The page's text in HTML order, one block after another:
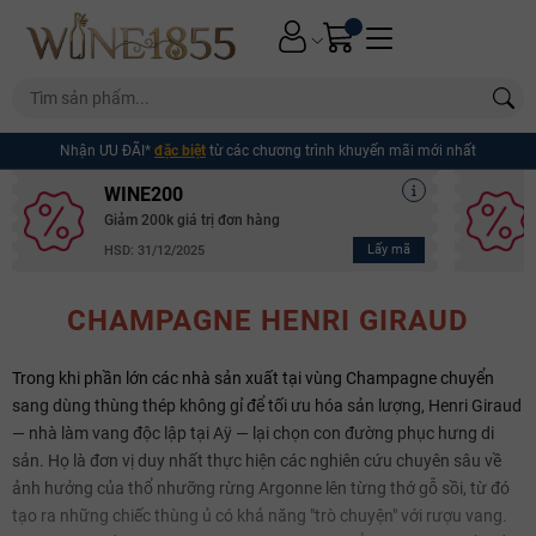
Nhận ƯU ĐÃI* đặc biệt từ các chương trình khuyến mãi mới nhất
WINE200
Giảm 200k giá trị đơn hàng
HSD: 31/12/2025 Lấy mã
CHAMPAGNE HENRI GIRAUD
Trong khi phần lớn các nhà sản xuất tại vùng Champagne chuyển
sang dùng thùng thép không gỉ để tối ưu hóa sản lượng, Henri Giraud
— nhà làm vang độc lập tại Aÿ — lại chọn con đường phục hưng di
sản. Họ là đơn vị duy nhất thực hiện các nghiên cứu chuyên sâu về
ảnh hưởng của thổ nhưỡng rừng Argonne lên từng thớ gỗ sồi, từ đó
tạo ra những chiếc thùng ủ có khả năng "trò chuyện" với rượu vang.